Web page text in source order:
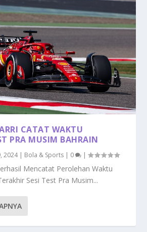
CATAT WAKTU
PRA MUSIM BAHRAIN
2024| Bola & Sports | 0 |
Mencatat Perolehan Waktu
Sesi Test Pra Musim...